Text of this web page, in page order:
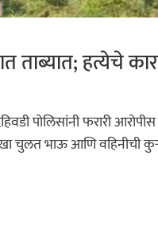
ताब्यात; हत्येचे
पोलिसांनी फरारी
भाऊ आणि वहिनीची